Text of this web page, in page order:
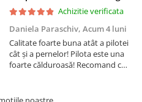
spalare la 95 de
chimica, perna
Achizitie verificata
Daniela Paraschiv, Acum 4 luni
Calitate foarte buna atât a pilotei
cât și a pernelor! Pilota este una
foarte călduroasă! Recomand cu